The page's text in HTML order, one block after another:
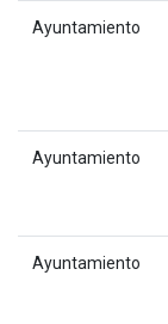
Ayuntamiento
Ayuntamiento
Ayuntamiento